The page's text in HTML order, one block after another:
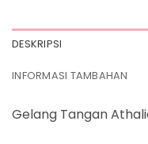
DESKRIPSI
INFORMASI TAMBAHAN
Gelang Tangan